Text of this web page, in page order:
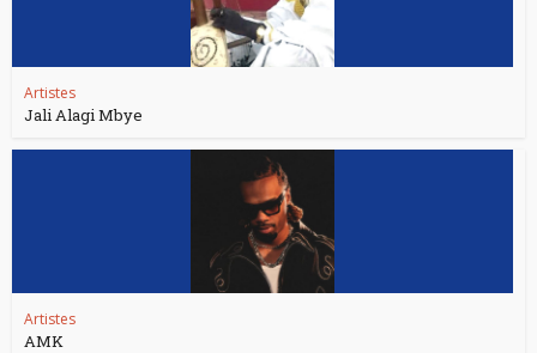
Artistes
Jali Alagi Mbye
Artistes
AMK